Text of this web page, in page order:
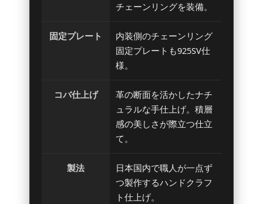
チェーンリングを装備。
固定プレート
内装側のチェーンリング
固定プレートも925SV仕
様。
コバ仕上げ
革の断面を活かしたナチ
ュラルな手仕上げ。積層
感の美しさが際立つ仕立
て。
製法
日本国内で職人が一点ず
つ製作するハンドクラフ
ト仕上げ。